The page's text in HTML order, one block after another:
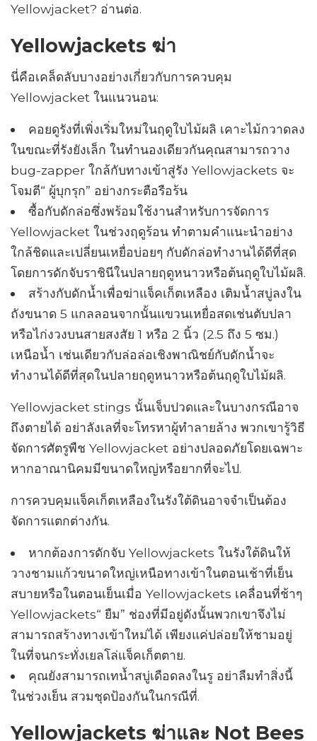
Yellowjacket? อ่านต่อ.
Yellowjackets ฆ่า
นี่คือเคล็ดลับบางอย่างเกี่ยวกับการควบคุม
Yellowjacket ในแนวนอน:
คอยดูรังที่เพิ่งเริ่มใหม่ในฤดูใบไม้ผลิ เคาะไม้กวาดลง
ในขณะที่รังยังเล็ก ในทำนองเดียวกันคุณสามารถวาง
bug-zapper ใกล้กับทางเข้าสู่รัง Yellowjackets จะ
โจมตี“ ผู้บุกรุก” อย่างกระตือรือร้น
ซื้อกับดักล่อซึ่งพร้อมใช้งานสำหรับการจัดการ
Yellowjacket ในช่วงฤดูร้อน ทำตามคำแนะนำอย่าง
ใกล้ชิดและเปลี่ยนเหยื่อบ่อยๆ กับดักล่อทำงานได้ดีที่สุด
โดยการดักจับราชินีในปลายฤดูหนาวหรือต้นฤดูใบไม้ผลิ.
สร้างกับดักน้ำเพื่อฆ่าแจ็คเก็ตเหลือง เติมน้ำสบู่ลงใน
ถังขนาด 5 แกลลอนจากนั้นแขวนเหยื่อสดเช่นตับปลา
หรือไก่งวงบนสายสงสัย 1 หรือ 2 นิ้ว (2.5 ถึง 5 ซม.)
เหนือน้ำ เช่นเดียวกับล่อล่อเชิงพาณิชย์กับดักน้ำจะ
ทำงานได้ดีที่สุดในปลายฤดูหนาวหรือต้นฤดูใบไม้ผลิ.
Yellowjacket stings นั้นเจ็บปวดและในบางกรณีอาจ
ถึงตายได้ อย่าลังเลที่จะโทรหาผู้ทำลายล้าง พวกเขารู้วิธี
จัดการศัตรูพืช Yellowjacket อย่างปลอดภัยโดยเฉพาะ
หากอาณานิคมมีขนาดใหญ่หรือยากที่จะไป.
การควบคุมแจ็คเก็ตเหลืองในรังใต้ดินอาจจำเป็นต้อง
จัดการแตกต่างกัน.
หากต้องการดักจับ Yellowjackets ในรังใต้ดินให้
วางชามแก้วขนาดใหญ่เหนือทางเข้าในตอนเช้าที่เย็น
สบายหรือในตอนเย็นเมื่อ Yellowjackets เคลื่อนที่ช้าๆ
Yellowjackets“ ยืม” ช่องที่มีอยู่ดังนั้นพวกเขาจึงไม่
สามารถสร้างทางเข้าใหม่ได้ เพียงแค่ปล่อยให้ชามอยู่
ในที่จนกระทั่งเยลโล่แจ็คเก็ตตาย.
คุณยังสามารถเทน้ำสบู่เดือดลงในรู อย่าลืมทำสิ่งนี้
ในช่วงเย็น สวมชุดป้องกันในกรณีที่.
Yellowjackets ฆ่าและ Not Bees